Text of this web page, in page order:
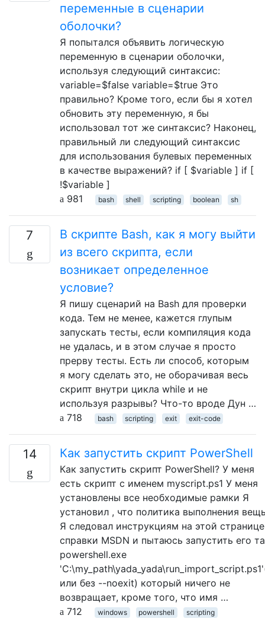
переменные в сценарии
оболочки?
Я попытался объявить логическую
переменную в сценарии оболочки,
используя следующий синтаксис:
variable=$false variable=$true Это
правильно? Кроме того, если бы я хотел
обновить эту переменную, я бы
использовал тот же синтаксис? Наконец,
правильный ли следующий синтаксис
для использования булевых переменных
в качестве выражений? if [ $variable ] if [
!$variable ]
981
bash shell scripting boolean sh
7
В скрипте Bash, как я могу выйти
из всего скрипта, если
возникает определенное
условие?
Я пишу сценарий на Bash для проверки
кода. Тем не менее, кажется глупым
запускать тесты, если компиляция кода
не удалась, и в этом случае я просто
прерву тесты. Есть ли способ, которым
я могу сделать это, не оборачивая весь
скрипт внутри цикла while и не
используя разрывы? Что-то вроде Дун …
718
bash scripting exit exit-code
14 Как запустить скрипт PowerShell
Как запустить скрипт PowerShell? У меня
есть скрипт с именем myscript.ps1 У меня
установлены все необходимые рамки Я
установил , что политика выполнения
Я следовал инструкциям на этой странице
справки MSDN и пытаюсь запустить его
powershell.exe
или без --noexit) который ничего не
возвращает, кроме того, что имя …
712
windows powershell scripting